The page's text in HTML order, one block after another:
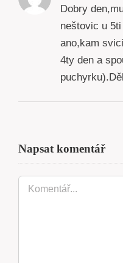
Dobry
neštovic u
ano,kam
4ty den a
Napsat komentář
Komentář